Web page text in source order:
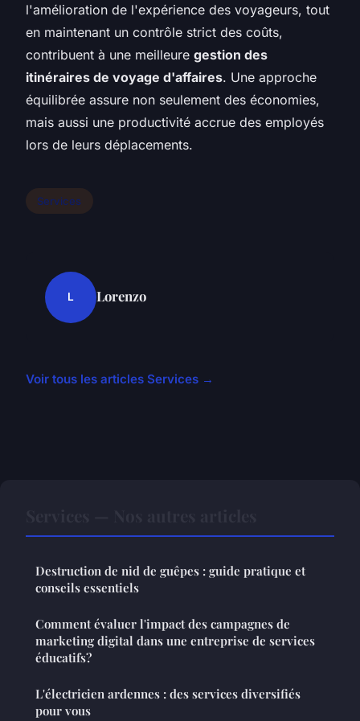
l'amélioration de l'expérience des voyageurs, tout
en maintenant un contrôle strict des coûts,
contribuent à une meilleure gestion des
itinéraires de voyage d'affaires. Une approche
équilibrée assure non seulement des économies,
mais aussi une productivité accrue des employés
lors de leurs déplacements.
Services
L Lorenzo
Voir tous les articles Services →
Destruction de nid de guêpes : guide pratique et
conseils essentiels
Comment évaluer l'impact des campagnes de
marketing digital dans une entreprise de services
éducatifs?
L'électricien ardennes : des services diversifiés
pour vous